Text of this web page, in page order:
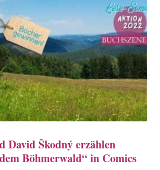
David Škodný erzählen
Böhmerwald“ in Comics